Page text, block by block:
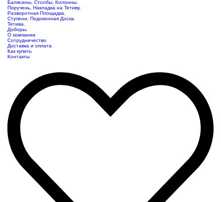
Балясины, Столбы, Колонны.
Поручень, Накладка на Тетиву.
Разворотная Площадка.
Ступени, Подоконная Доска.
Тетива.
Доборы.
О компании
Сотрудничество
Доставка и оплата
Как купить
Контакты